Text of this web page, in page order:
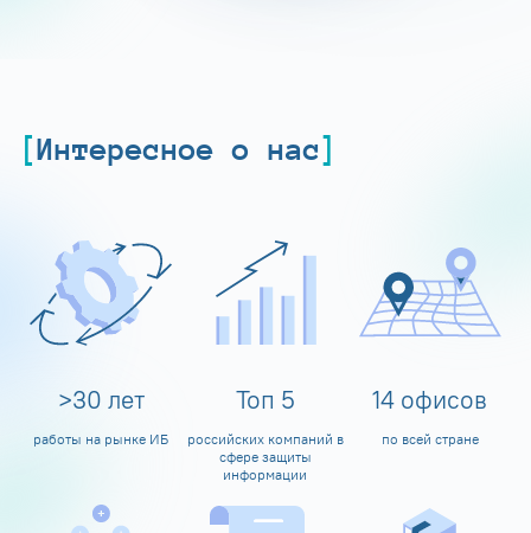
Интересное о нас
>30 лет
работы на рынке ИБ
Топ 5
российских компаний в
сфере защиты
информации
14 офисов
по всей стране